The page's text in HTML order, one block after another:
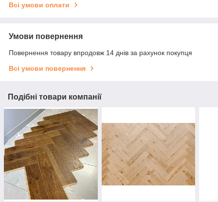
Всі умови оплати
Умови повернення
Повернення товару впродовж 14 днів за рахунок покупця
Всі умови повернення
Подібні товари компанії